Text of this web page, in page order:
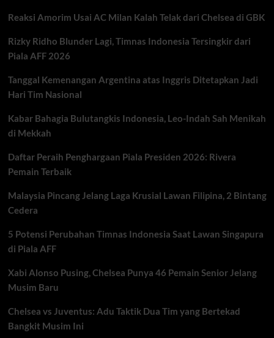
Tantangan
Dunia
Reaksi Amorim Usai AC Milan Kalah Telak dari Chelsea di GBK
Rizky Ridho Blunder Lagi, Timnas Indonesia Tersingkir dari
Piala AFF 2026
Tanggal Kemenangan Argentina atas Inggris Ditetapkan Jadi
Hari Tim Nasional
Kabar Bahagia Bulutangkis Indonesia, Leo-Indah Sah Menikah
di Mekkah
Daftar Peraih Penghargaan Piala Presiden 2026: Rivera
Pemain Terbaik
Malaysia Pincang Jelang Laga Krusial Lawan Filipina, 2 Bintang
Cedera
5 Potensi Perubahan Timnas Indonesia Saat Lawan Singapura
di Piala AFF
Xabi Alonso Pusing, Chelsea Punya 46 Pemain Senior Jelang
Musim Baru
Chelsea vs Juventus: Adu Taktik Dua Tim yang Bertekad
Bangkit Musim Ini